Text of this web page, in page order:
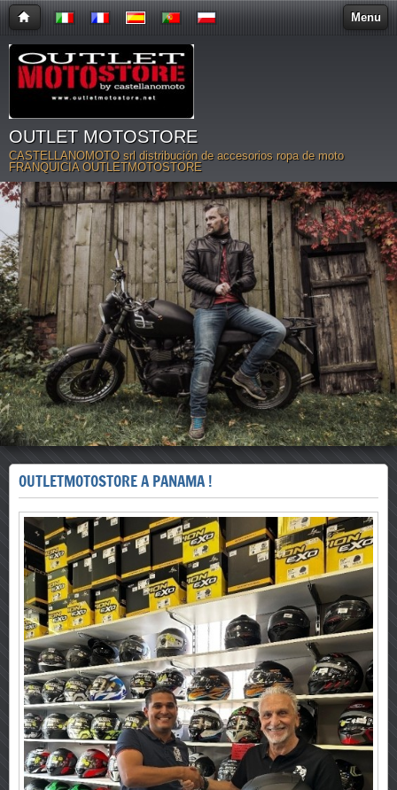
Menu
OUTLET MOTOSTORE
CASTELLANOMOTO srl distribución de accesorios ropa de moto
FRANQUICIA OUTLETMOTOSTORE
OUTLETMOTOSTORE A PANAMA !